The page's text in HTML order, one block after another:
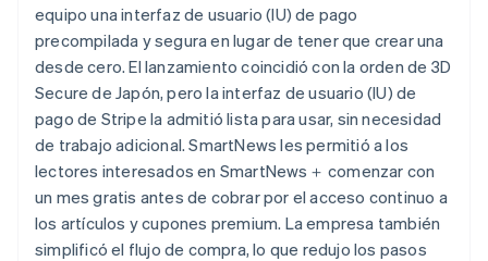
equipo una interfaz de usuario (IU) de pago
precompilada y segura en lugar de tener que crear una
desde cero. El lanzamiento coincidió con la orden de 3D
Secure de Japón, pero la interfaz de usuario (IU) de
pago de Stripe la admitió lista para usar, sin necesidad
de trabajo adicional. SmartNews les permitió a los
lectores interesados en SmartNews＋ comenzar con
un mes gratis antes de cobrar por el acceso continuo a
los artículos y cupones premium. La empresa también
simplificó el flujo de compra, lo que redujo los pasos